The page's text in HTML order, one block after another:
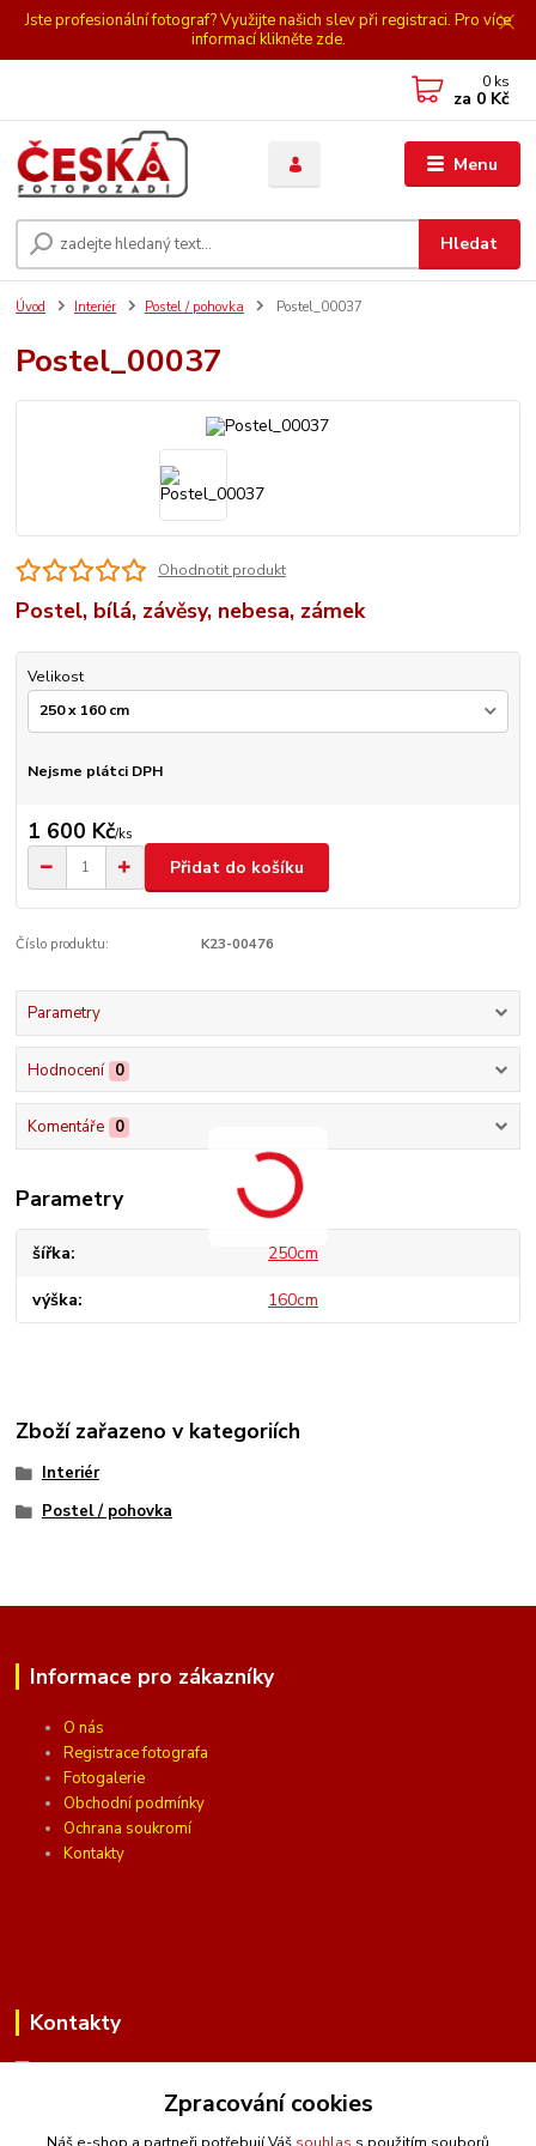
Jste profesionální fotograf? Využijte našich slev při registraci. Pro více
informací klikněte zde.
Menu
Hledat
0 ks
za 0 Kč
Úvod Interiér Postel / pohovka Postel_00037
Postel_00037
Ohodnotit produkt
Postel, bílá, závěsy, nebesa, zámek
Velikost
Nejsme plátci DPH
1 600 Kč/ks
Přidat do košíku
Číslo produktu: K23-00476
Parametry
Hodnocení 0
Komentáře 0
Parametry
šířka 250cm
výška 160cm
Zboží zařazeno v kategoriích
Interiér
Postel / pohovka
Informace pro zákazníky
O nás
Registrace fotografa
Fotogalerie
Obchodní podmínky
Ochrana soukromí
Kontakty
Kontakty
(Po-Pá, 10 - 16 hod.)
Zpracování cookies